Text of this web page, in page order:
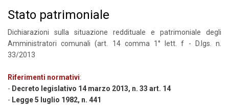
Stato patrimoniale
Dichiarazioni sulla situazione reddituale e patrimoniale degli
Amministratori comunali (art. 14 comma 1° lett. f - D.lgs. n.
33/2013
Riferimenti normativi:
- Decreto legislativo 14 marzo 2013, n. 33 art. 14
- Legge 5 luglio 1982, n. 441